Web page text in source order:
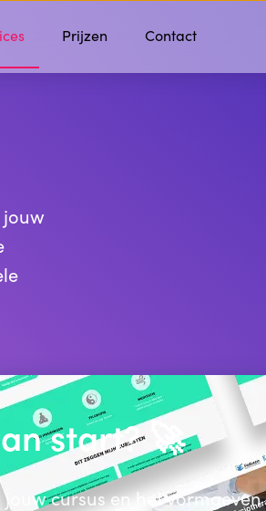
Prijzen Contact
jouw
start? 🚀
jouw cursus en het